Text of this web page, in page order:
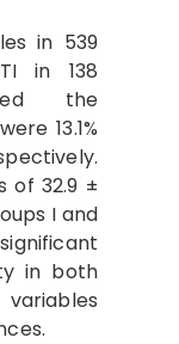
in 539
in 138
the
13.1%
of 32.9 ±
I and
in both